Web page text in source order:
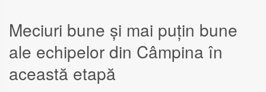
Meciuri bune și mai puțin bune
ale echipelor din Câmpina în
această etapă